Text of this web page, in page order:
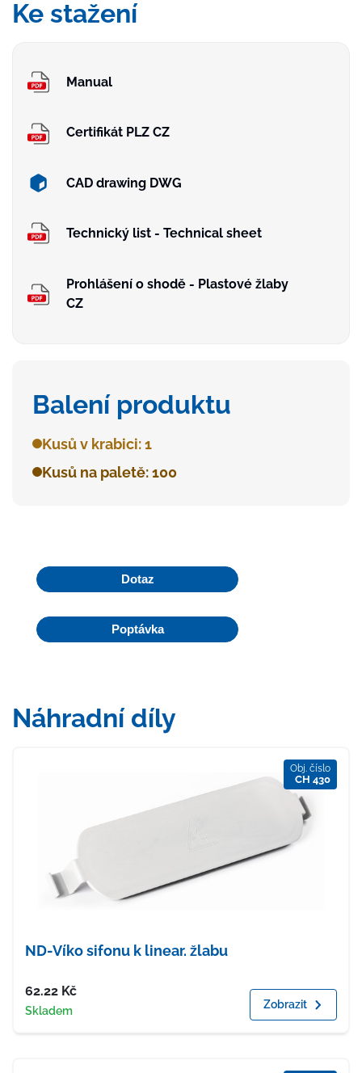
Ke stažení
Manual
Certifikát PLZ CZ
CAD drawing DWG
Technický list - Technical sheet
Prohlášení o shodě - Plastové žlaby
CZ
Balení produktu
Kusů v krabici: 1
Kusů na paletě: 100
Dotaz
Poptávka
Náhradní díly
Obj. číslo
CH 430
ND-Víko sifonu k linear. žlabu
Cena
62.22 Kč
Dostupnost
Skladem Zobrazit